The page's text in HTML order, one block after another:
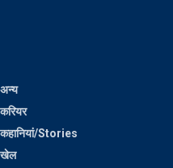
अन्य
करियर
कहानियां/Stories
खेल